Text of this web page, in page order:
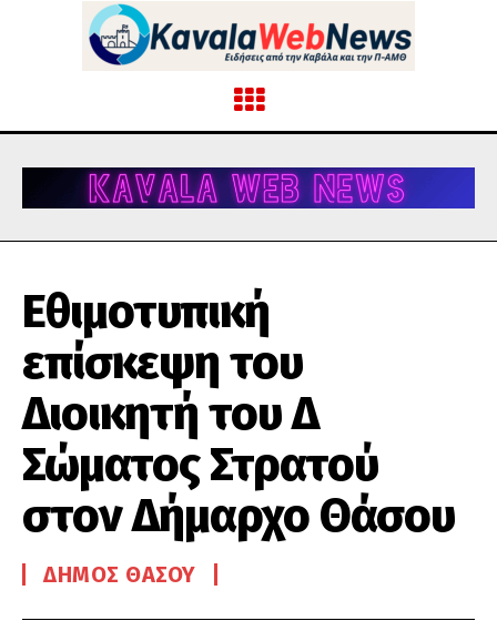
Εθιμοτυπική
επίσκεψη του
Διοικητή του Δ΄
Σώματος Στρατού
στον Δήμαρχο Θάσου
ΔΉΜΟΣ ΘΆΣΟΥ